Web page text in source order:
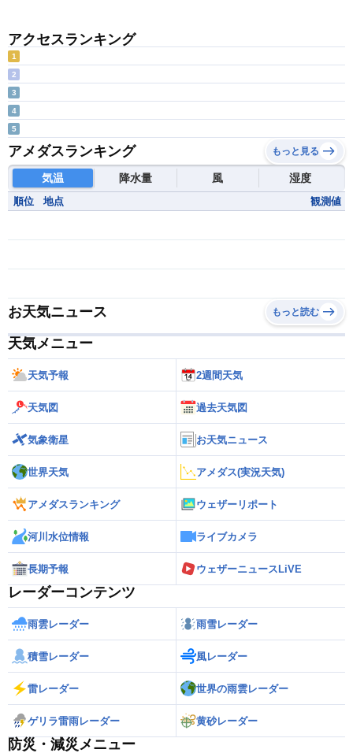
アクセスランキング
1
2
3
4
5
アメダスランキング もっと見る
気温 降水量 風 湿度
順位 地点 観測値
お天気ニュース もっと読む
天気メニュー
天気予報 2週間天気
天気図 過去天気図
気象衛星 お天気ニュース
世界天気 アメダス(実況天気)
アメダスランキング ウェザーリポート
河川水位情報 ライブカメラ
長期予報 ウェザーニュースLiVE
レーダーコンテンツ
雨雲レーダー 雨雪レーダー
積雪レーダー 風レーダー
雷レーダー 世界の雨雲レーダー
ゲリラ雷雨レーダー 黄砂レーダー
防災・減災メニュー